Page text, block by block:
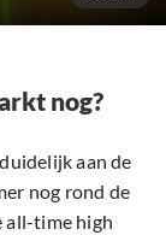
nog?
aan de
nog rond de
all-time high